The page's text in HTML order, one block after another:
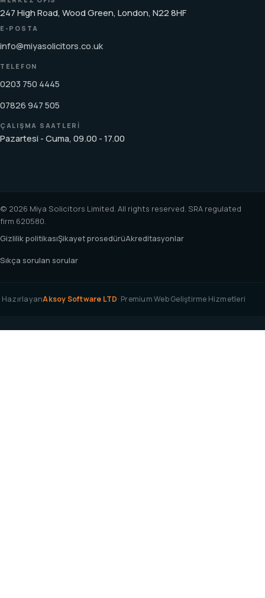
247 High Road, Wood Green, London, N22 8HF
E-POSTA
info@miyasolicitors.co.uk
TELEFON
0203 750 4445
07826 947 505
ÇALIŞMA SAATLERI
Pazartesi - Cuma, 09.00 - 17.00
© 2026 Miya Solicitors Limited. All rights reserved. SRA regulated
firm 620580.
Gizlilik politikasıŞikayet prosedürüAkreditasyonlar
Sıkça sorulan sorular
HazırlayanAksoy Software LTD· Premium Web Geliştirme Hizmetleri